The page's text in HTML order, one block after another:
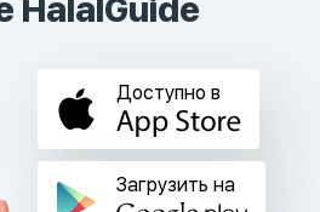
HalalGuide
Доступно в
Загрузить на